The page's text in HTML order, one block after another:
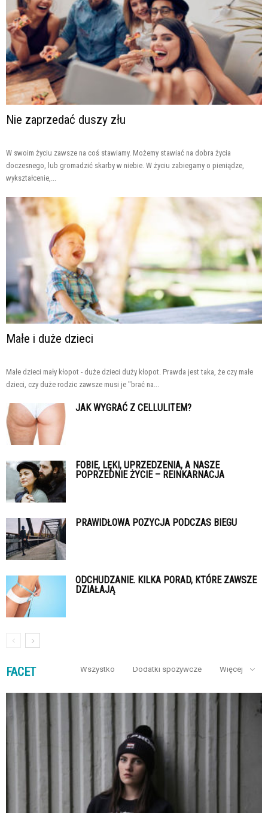
Nie zaprzedać duszy złu
W swoim życiu zawsze na coś stawiamy. Możemy stawiać na dobra życia
doczesnego, lub gromadzić skarby w niebie. W życiu zabiegamy o pieniądze,
wykształcenie,...
Małe i duże dzieci
Małe dzieci mały kłopot - duże dzieci duży kłopot. Prawda jest taka, że czy małe
dzieci, czy duże rodzic zawsze musi je "brać na...
JAK WYGRAĆ Z CELLULITEM?
FOBIE, LĘKI, UPRZEDZENIA, A NASZE
POPRZEDNIE ŻYCIE – REINKARNACJA
PRAWIDŁOWA POZYCJA PODCZAS BIEGU
ODCHUDZANIE. KILKA PORAD, KTÓRE ZAWSZE
DZIAŁAJĄ
FACET Wszystko Dodatki spożywcze Więcej